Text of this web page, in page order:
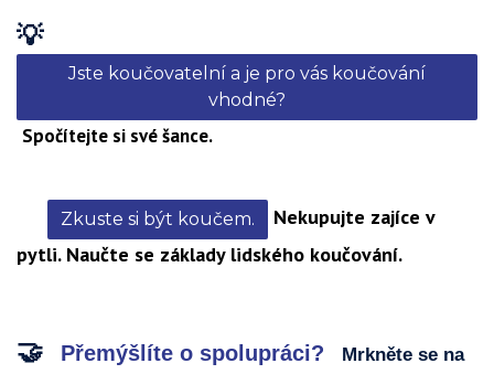
💡
Jste koučovatelní a je pro vás koučování
vhodné?
Spočítejte si své šance.
Zkuste si být koučem.
Nekupujte zajíce v
pytli. Naučte se základy lidského koučování.
🤝 Přemýšlíte o spolupráci?
Mrkněte se na